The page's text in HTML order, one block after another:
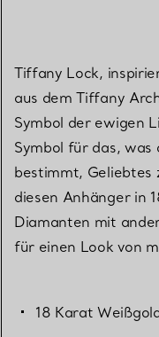
Tiffany Lock,
aus dem Tiffany
Symbol der ewigen
Symbol für das,
bestimmt, Geliebtes
diesen Anhänger in
Diamanten mit
für einen Look von
18 Karat